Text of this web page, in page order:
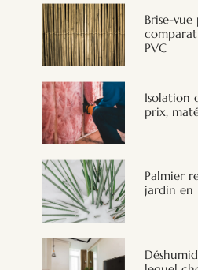
Brise-
PVC
Isolation
prix,
Palmier
jardin en